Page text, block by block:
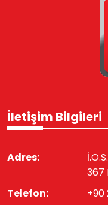
İletişim Bilgileri
Adres:
367
Telefon:
+90